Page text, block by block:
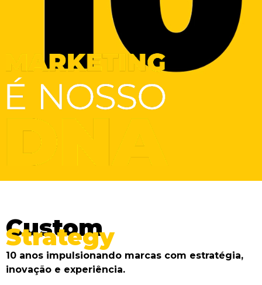
Custom
Strategy
10 anos impulsionando marcas com estratégia,
inovação e experiência.